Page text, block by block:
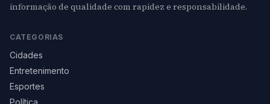
informação de qualidade com rapidez e responsabilidade.
CATEGORIAS
Cidades
Entretenimento
Esportes
Política